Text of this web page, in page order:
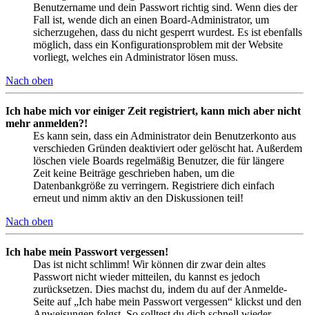
Benutzername und dein Passwort richtig sind. Wenn dies der
Fall ist, wende dich an einen Board-Administrator, um
sicherzugehen, dass du nicht gesperrt wurdest. Es ist ebenfalls
möglich, dass ein Konfigurationsproblem mit der Website
vorliegt, welches ein Administrator lösen muss.
Nach oben
Ich habe mich vor einiger Zeit registriert, kann mich aber nicht
mehr anmelden?!
Es kann sein, dass ein Administrator dein Benutzerkonto aus
verschieden Gründen deaktiviert oder gelöscht hat. Außerdem
löschen viele Boards regelmäßig Benutzer, die für längere
Zeit keine Beiträge geschrieben haben, um die
Datenbankgröße zu verringern. Registriere dich einfach
erneut und nimm aktiv an den Diskussionen teil!
Nach oben
Ich habe mein Passwort vergessen!
Das ist nicht schlimm! Wir können dir zwar dein altes
Passwort nicht wieder mitteilen, du kannst es jedoch
zurücksetzen. Dies machst du, indem du auf der Anmelde-
Seite auf „Ich habe mein Passwort vergessen“ klickst und den